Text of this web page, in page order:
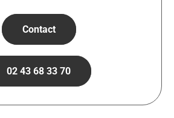
Contact
02 43 68 33 70